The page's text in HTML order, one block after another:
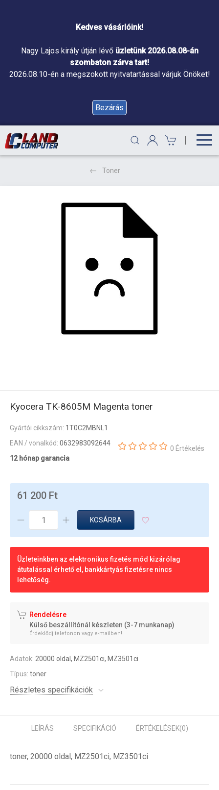
Kedves vásárlóink!
Nagy Lajos király útján lévő üzletünk 2026.08.08-án
szombaton zárva tart!
2026.08.10-én a megszokott nyitvatartással várjuk Önöket!
Bezárás
|
Toner
Kyocera TK-8605M Magenta toner
Gyártói cikkszám: 1T0C2MBNL1
EAN / vonalkód: 0632983092644
12 hónap garancia
0 Értékelés
61 200 Ft
KOSÁRBA
Üzleteinkben az elektronikus fizetés mód kizárólag
átutalással érhető el, bankkártyás fizetésre nincs
lehetőség.
Rendelésre
Külső beszállítónál készleten (3-7 munkanap)
Érdeklődj telefonon vagy e-mailben!
Adatok: 20000 oldal, MZ2501ci, MZ3501ci
Típus: toner
Részletes specifikációk
LEÍRÁS SPECIFIKÁCIÓ ÉRTÉKELÉSEK(0)
toner, 20000 oldal, MZ2501ci, MZ3501ci